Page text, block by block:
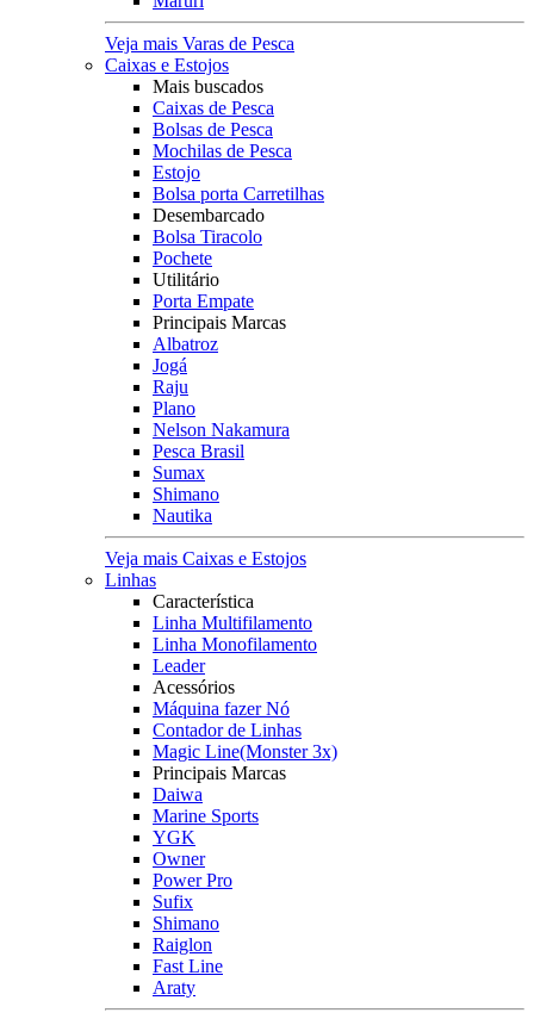
Veja mais Varas de Pesca
Caixas e Estojos
Mais buscados
Caixas de Pesca
Bolsas de Pesca
Mochilas de Pesca
Estojo
Bolsa porta Carretilhas
Desembarcado
Bolsa Tiracolo
Pochete
Utilitário
Porta Empate
Principais Marcas
Albatroz
Jogá
Raju
Plano
Nelson Nakamura
Pesca Brasil
Sumax
Shimano
Nautika
Veja mais Caixas e Estojos
Linhas
Característica
Linha Multifilamento
Linha Monofilamento
Leader
Acessórios
Máquina fazer Nó
Contador de Linhas
Magic Line(Monster 3x)
Principais Marcas
Daiwa
Marine Sports
YGK
Owner
Power Pro
Sufix
Shimano
Raiglon
Fast Line
Araty